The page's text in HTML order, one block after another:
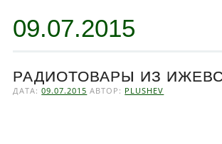
09.07.2015
РАДИОТОВАРЫ ИЗ
ДАТА:09.07.2015 АВТОР: PLUSHEV